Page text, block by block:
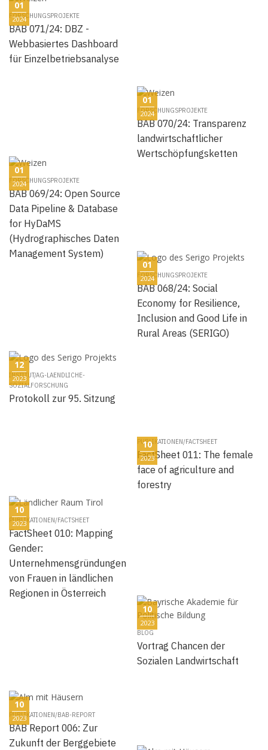
01
2024
FORSCHUNGSPROJEKTE
BAB 071/24: DBZ -
Webbasiertes Dashboard
für Einzelbetriebsanalyse
01
2024
FORSCHUNGSPROJEKTE
BAB 070/24: Transparenz
landwirtschaftlicher
Wertschöpfungsketten
01
2024
FORSCHUNGSPROJEKTE
BAB 069/24: Open Source
Data Pipeline & Database
for HyDaMS
(Hydrographisches Daten
Management System)
01
2024
FORSCHUNGSPROJEKTE
BAB 068/24: Social
Economy for Resilience,
Inclusion and Good Life in
Rural Areas (SERIGO)
12
2023
INSTITUT/AG-LAENDLICHE-
SOZIALFORSCHUNG
Protokoll zur 95. Sitzung
10
2023
PUBLIKATIONEN/FACTSHEET
FactSheet 011: The female
face of agriculture and
forestry
10
2023
PUBLIKATIONEN/FACTSHEET
FactSheet 010: Mapping
Gender:
Unternehmensgründungen
von Frauen in ländlichen
Regionen in Österreich
10
2023
BLOG
Vortrag Chancen der
Sozialen Landwirtschaft
10
2023
PUBLIKATIONEN/BAB-REPORT
BAB Report 006: Zur
Zukunft der Berggebiete